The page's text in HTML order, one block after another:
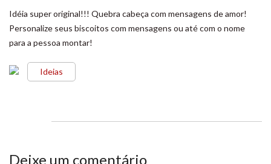
Idéia super original!!! Quebra cabeça com mensagens de amor!
Personalize seus biscoitos com mensagens ou até com o nome
para a pessoa montar!
Ideias
Deixe um comentário